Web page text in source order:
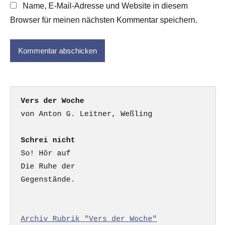
Name, E-Mail-Adresse und Website in diesem
Browser für meinen nächsten Kommentar speichern.
Vers der Woche
Schrei nicht
So! Hör auf
Die Ruhe der
Gegenstände.
Archiv Rubrik "Vers der Woche"